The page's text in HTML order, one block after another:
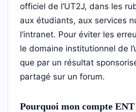
officiel de l’UT2J, dans les
aux étudiants, aux services
l’intranet. Pour éviter les
le domaine institutionnel de
que par un résultat
partagé sur un forum.
Pourquoi mon compte